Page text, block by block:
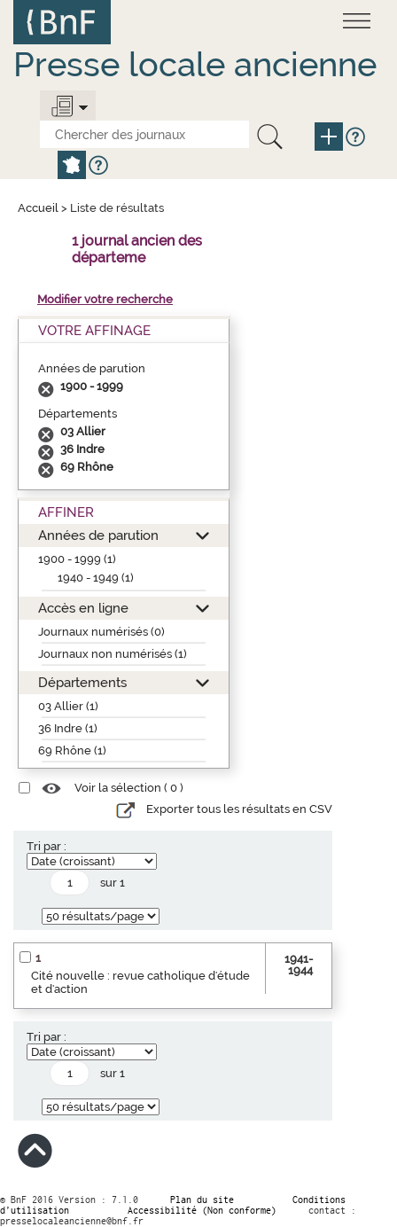
contenu
principal
Presse locale ancienne
Accueil > Liste de résultats
1 journal ancien des
départeme
Modifier votre recherche
VOTRE AFFINAGE
Années de parution
1900 - 1999
Départements
03 Allier
36 Indre
69 Rhône
AFFINER
Années de parution
1900 - 1999 (1)
1940 - 1949 (1)
Accès en ligne
Journaux numérisés (0)
Journaux non numérisés (1)
Départements
03 Allier (1)
36 Indre (1)
69 Rhône (1)
Voir la sélection ( 0 )
Exporter tous les résultats en CSV
Tri par :
sur 1
1
Cité nouvelle : revue catholique d'étude
et d'action
1941-
1944
Tri par :
sur 1
© BnF 2016 Version : 7.1.0 Plan du site
Conditions
d’utilisation
Accessibilité (Non conforme)
contact :
presselocaleancienne@bnf.fr
Panneau de gestion des cookies